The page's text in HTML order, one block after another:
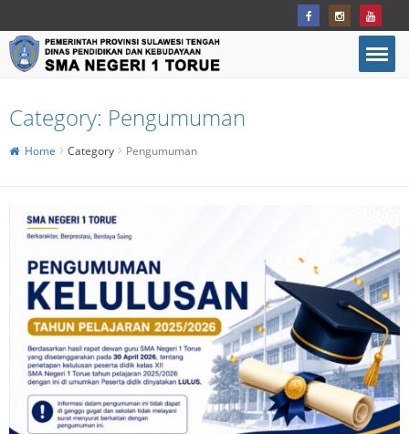
Category: Pengumuman
Home Category Pengumuman